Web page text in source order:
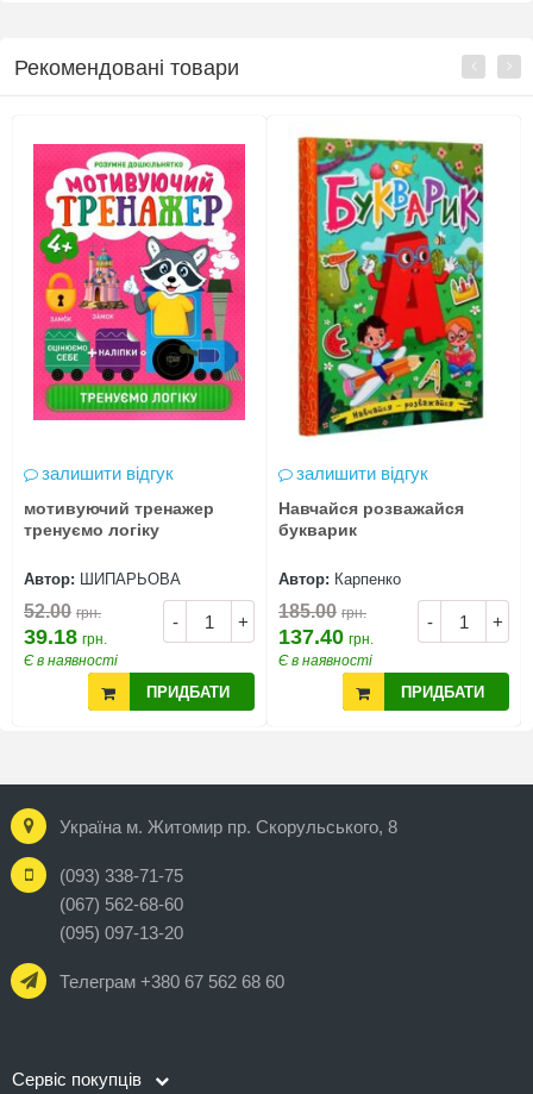
Рекомендовані товари
залишити відгук
мотивуючий тренажер
тренуємо логіку
Автор: ШИПАРЬОВА
- +
52.00 грн.
39.18 грн.
Є в наявності
ПРИДБАТИ
залишити відгук
Навчайся розважайся
букварик
Автор: Карпенко
- +
185.00 грн.
137.40 грн.
Є в наявності
ПРИДБАТИ
Україна м. Житомир пр. Скорульського, 8
(093) 338-71-75
(067) 562-68-60
(095) 097-13-20
Телеграм +380 67 562 68 60
Сервіс покупців